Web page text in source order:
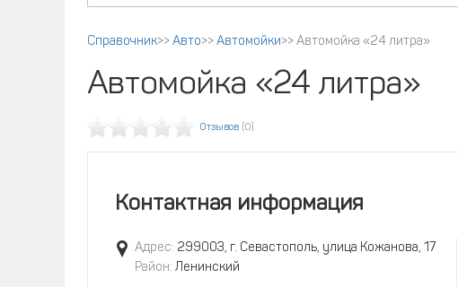
Справочник>> Авто>> Автомойки>> Автомойка «24 литра»
Автомойка «24 литра»
Отзывов (0)
Контактная информация
Адрес: 299003, г. Севастополь, улица Кожанова, 17
Район: Ленинский